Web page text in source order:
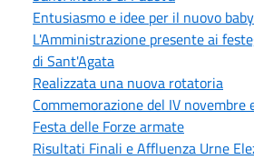
Entusiasmo e idee per il nuovo
L'Amministrazione presente ai
di Sant'Agata
Realizzata una nuova rotatoria
Commemorazione del IV novembre
Festa delle Forze armate
Risultati Finali e Affluenza Urne